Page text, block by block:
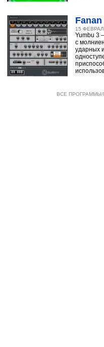
15
Yumbu 3
с
ударных
ВСЕ ПРОГРАММЫ/